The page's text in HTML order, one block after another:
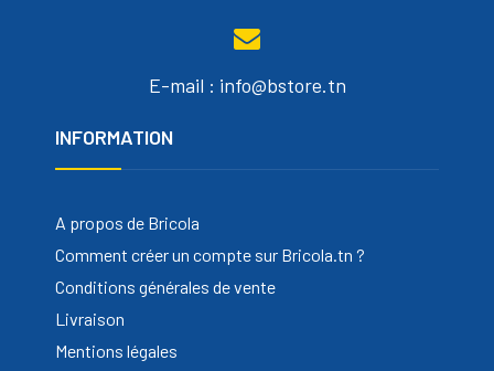
E-mail : info@bstore.tn
INFORMATION
A propos de Bricola
Comment créer un compte sur Bricola.tn ?
Conditions générales de vente
Livraison
Mentions légales